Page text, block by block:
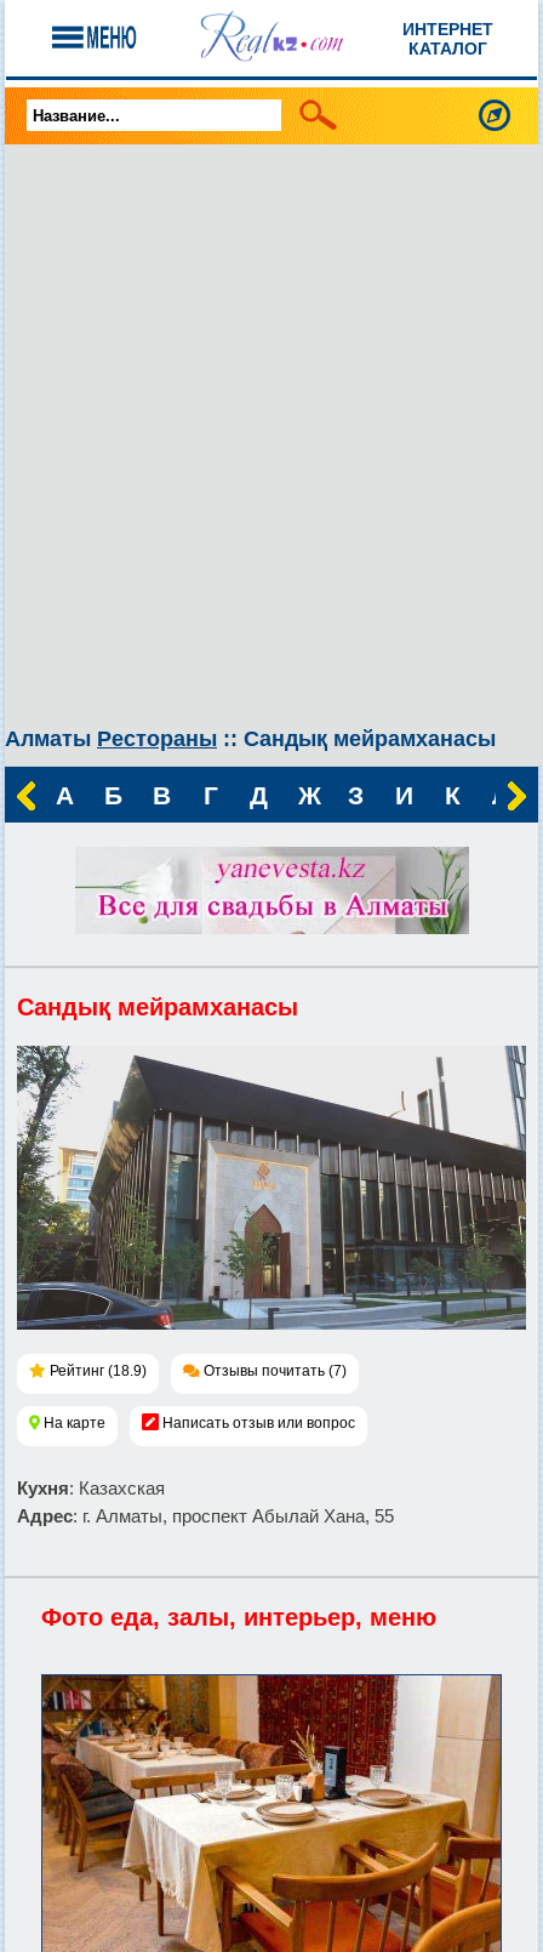
ИНТЕРНЕТ
КАТАЛОГ
Алматы Рестораны :: Сандық мейрамханасы
А Б В Г Д Ж З И К Л
Сандық мейрамханасы
Рейтинг (18.9) Отзывы почитать (7)
На карте Написать отзыв или вопрос
Кухня: Казахская
Адрес: г. Алматы, проспект Абылай Хана, 55
Фото еда, залы, интерьер, меню